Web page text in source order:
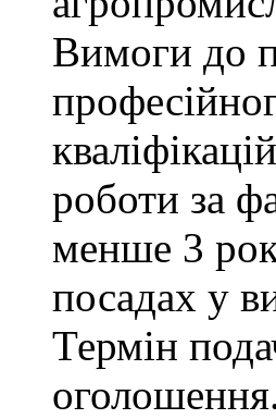
Вимоги до
роботи за
менше 3
посадах у
Термін